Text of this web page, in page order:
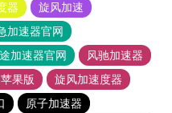
器
旋风加速
加速器官网
加速器官网
风驰加速器
果版
旋风加速度器
原子加速器